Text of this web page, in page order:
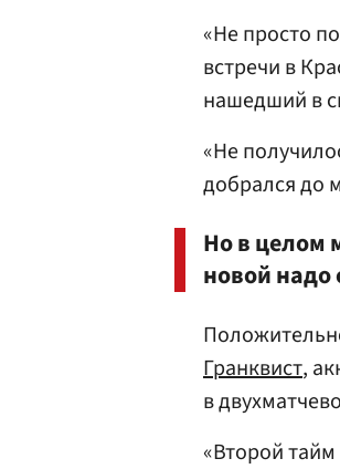
«Не просто
встречи в
нашедший в
«Не
добрался до
Но в целом
новой надо
Гранквист,
в
«Второй